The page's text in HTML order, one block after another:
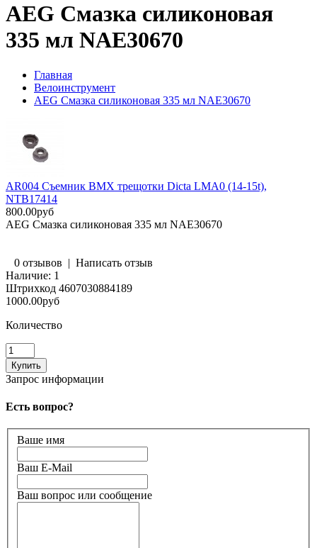
AEG Смазка силиконовая
335 мл NAE30670
Главная
Велоинструмент
AEG Смазка силиконовая 335 мл NAE30670
AR004 Съемник BMX трещотки Dicta LMA0 (14-15t),
NTB17414
800.00руб
AEG Смазка силиконовая 335 мл NAE30670
0 отзывов | Написать отзыв
Наличие: 1
Штрихкод 4607030884189
1000.00руб
Количество
Запрос информации
Есть вопрос?
Ваше имя
Ваш E-Mail
Ваш вопрос или сообщение